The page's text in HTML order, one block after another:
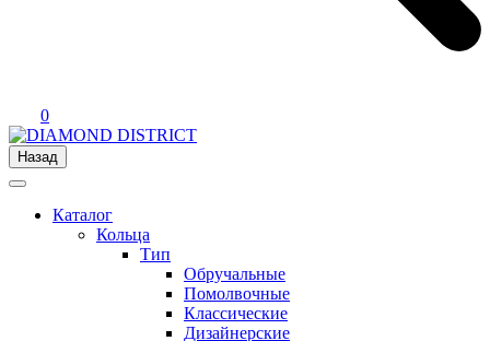
0
Назад
Каталог
Кольца
Тип
Обручальные
Помолвочные
Классические
Дизайнерские